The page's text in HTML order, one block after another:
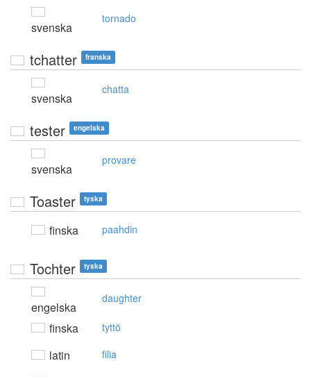
svenska
tornado
tchatter franska
svenska
chatta
tester engelska
svenska
provare
Toaster tyska
finska paahdin
Tochter tyska
engelska
daughter
finska tyttö
latin filia